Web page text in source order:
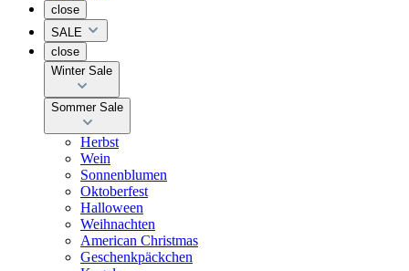
close
SALE
close
Winter Sale
Sommer Sale
Herbst
Wein
Sonnenblumen
Oktoberfest
Halloween
Weihnachten
American Christmas
Geschenkpäckchen